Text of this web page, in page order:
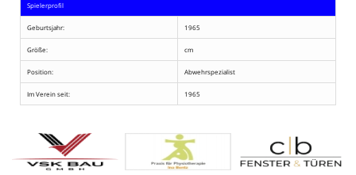
Spielerprofil
Geburtsjahr: 1965
Größe: cm
Position: Abwehrspezialist
Im Verein seit: 1965